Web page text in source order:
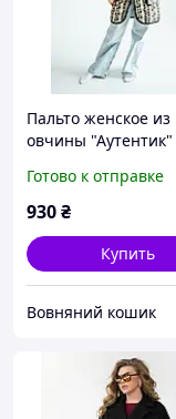
Пальто женское из
овчины "Аутентик"
овечьей шерсти для
зимы и комфорта
Готово к отправке
930₴
Купить
Вовняний кошик